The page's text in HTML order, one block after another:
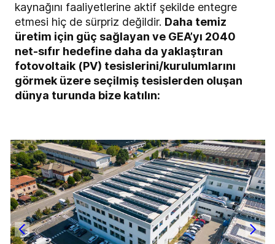
kaynağını faaliyetlerine aktif şekilde entegre
etmesi hiç de sürpriz değildir. Daha temiz
üretim için güç sağlayan ve GEA’yı 2040
net-sıfır hedefine daha da yaklaştıran
fotovoltaik (PV) tesislerini/kurulumlarını
görmek üzere seçilmiş tesislerden oluşan
dünya turunda bize katılın: